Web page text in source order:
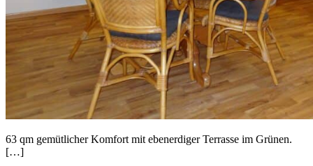
63 qm gemütlicher Komfort mit ebenerdiger Terrasse im Grünen.
[…]